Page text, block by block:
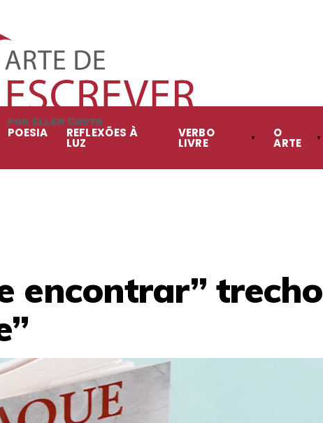
POESIA REFLEXÕES À
LUZ
VERBO
LIVRE
O
ARTE
encontrar” trecho